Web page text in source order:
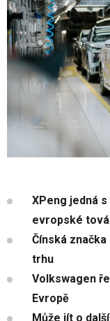
XPeng jedná
evropské
Čínská
trhu
Volkswagen
Evropě
Může jít o